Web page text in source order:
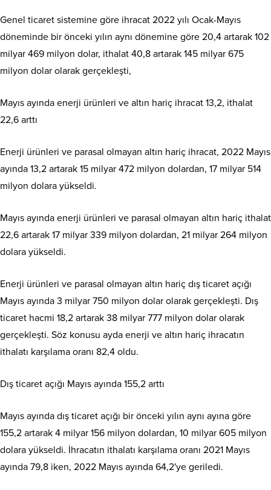
Genel ticaret sistemine göre ihracat 2022 yılı Ocak-Mayıs
döneminde bir önceki yılın aynı dönemine göre 20,4 artarak 102
milyar 469 milyon dolar, ithalat 40,8 artarak 145 milyar 675
milyon dolar olarak gerçekleşti,
Mayıs ayında enerji ürünleri ve altın hariç ihracat 13,2, ithalat
22,6 arttı
Enerji ürünleri ve parasal olmayan altın hariç ihracat, 2022 Mayıs
ayında 13,2 artarak 15 milyar 472 milyon dolardan, 17 milyar 514
milyon dolara yükseldi.
Mayıs ayında enerji ürünleri ve parasal olmayan altın hariç ithalat
22,6 artarak 17 milyar 339 milyon dolardan, 21 milyar 264 milyon
dolara yükseldi.
Enerji ürünleri ve parasal olmayan altın hariç dış ticaret açığı
Mayıs ayında 3 milyar 750 milyon dolar olarak gerçekleşti. Dış
ticaret hacmi 18,2 artarak 38 milyar 777 milyon dolar olarak
gerçekleşti. Söz konusu ayda enerji ve altın hariç ihracatın
ithalatı karşılama oranı 82,4 oldu.
Dış ticaret açığı Mayıs ayında 155,2 arttı
Mayıs ayında dış ticaret açığı bir önceki yılın aynı ayına göre
155,2 artarak 4 milyar 156 milyon dolardan, 10 milyar 605 milyon
dolara yükseldi. İhracatın ithalatı karşılama oranı 2021 Mayıs
ayında 79,8 iken, 2022 Mayıs ayında 64,2'ye geriledi.